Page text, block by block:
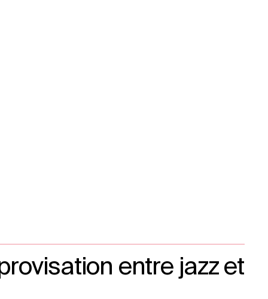
entre jazz et